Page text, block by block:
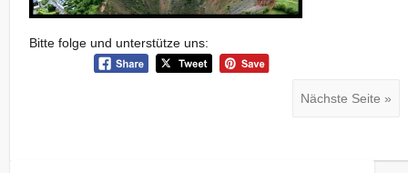
Bitte folge und unterstütze uns:
Nächste Seite »